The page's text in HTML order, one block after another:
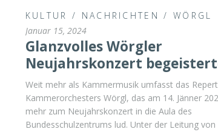
KULTUR / NACHRICHTEN / WÖRGL
Januar 15, 2024
Glanzvolles Wörgler
Neujahrskonzert
Weit mehr als Kammermusik umfasst das
Kammerorchesters Wörgl, das am 14. Jänner
mehr zum Neujahrskonzert in die Aula des
Bundesschulzentrums lud. Unter der Leitung